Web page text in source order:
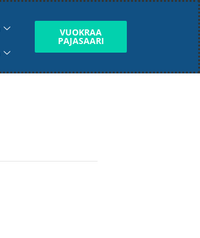
VUOKRAA
PAJASAARI